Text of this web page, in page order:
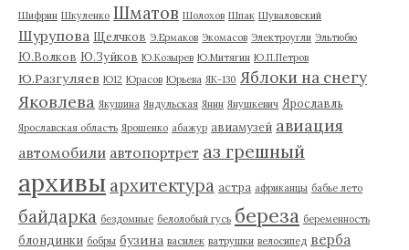
Шифрин Шкуленко Шматов Шолохов Шпак Шуваловский
Шурупова Щелчков Э.Ермаков Экомасов Электроугли Эльтюбю
Ю.Волков Ю.Зуйков Ю.Козырев Ю.Митягин Ю.П.Петров
Ю.Разгуляев Ю12 Юрасов Юрьева ЯК-130 Яблоки на снегу
Яковлева Якушина Яндульская Янин Янушкевич Ярославль
Ярославская область Ярошенко абажур авиамузей авиация
автомобили автопортрет аз грешный
архивы архитектура астра африканцы бабье лето
байдарка бездомные белолобый гусь береза беременность
блондинки бобры бузина василек ватрушки велосипед верба